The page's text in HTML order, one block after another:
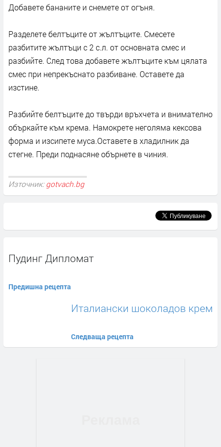
Добавете бананите и снемете от огъня.
Разделете белтъците от жълтъците. Смесете
разбитите жълтъци с 2 с.л. от основната смес и
разбийте. След това добавете жълтъците към цялата
смес при непрекъснато разбиване. Оставете да
изстине.
Разбийте белтъците до твърди връхчета и внимателно
объркайте към крема. Намокрете неголяма кексова
форма и изсипете муса.Оставете в хладилник да
стегне. Преди поднасяне обърнете в чиния.
Източник: gotvach.bg
Пудинг Дипломат
Предишна рецепта
Италиански шоколадов крем
Следваща рецепта